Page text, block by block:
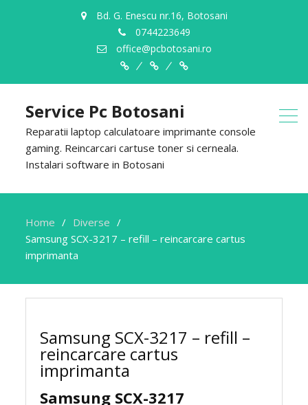
Bd. G. Enescu nr.16, Botosani
0744223649
office@pcbotosani.ro
Despre
Noi
ServiciiContact
Service Pc Botosani
Reparatii laptop calculatoare imprimante console
gaming. Reincarcari cartuse toner si cerneala.
Instalari software in Botosani
Home
Diverse
Samsung SCX-3217 – refill – reincarcare cartus
imprimanta
Samsung SCX-3217 – refill –
reincarcare cartus
imprimanta
Samsung SCX-3217